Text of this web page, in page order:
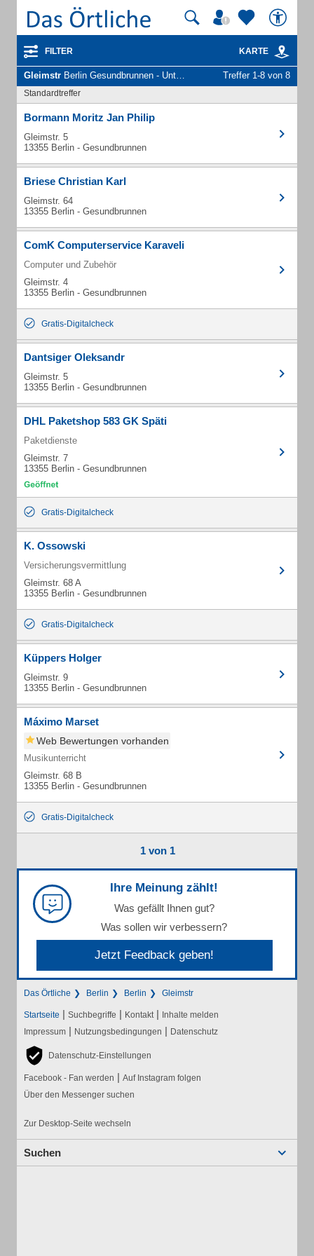
FILTER KARTE
Gleimstr Berlin Gesundbrunnen - Unternehmen und Personen Treffer 1-8 von 8
Standardtreffer
Bormann Moritz Jan Philip
Gleimstr. 5
13355 Berlin - Gesundbrunnen
Briese Christian Karl
Gleimstr. 64
13355 Berlin - Gesundbrunnen
ComK Computerservice Karaveli
Computer und Zubehör
Gleimstr. 4
13355 Berlin - Gesundbrunnen
Gratis-Digitalcheck
Dantsiger Oleksandr
Gleimstr. 5
13355 Berlin - Gesundbrunnen
DHL Paketshop 583 GK Späti
Paketdienste
Gleimstr. 7
13355 Berlin - Gesundbrunnen
Gratis-Digitalcheck
K. Ossowski
Versicherungsvermittlung
Gleimstr. 68 A
13355 Berlin - Gesundbrunnen
Gratis-Digitalcheck
Küppers Holger
Gleimstr. 9
13355 Berlin - Gesundbrunnen
Máximo Marset
Web Bewertungen vorhanden
Musikunterricht
Gleimstr. 68 B
13355 Berlin - Gesundbrunnen
Gratis-Digitalcheck
1 von 1
Ihre Meinung zählt!
Was gefällt Ihnen gut?
Was sollen wir verbessern?
Jetzt Feedback geben!
Das Örtliche Berlin Berlin Gleimstr
Startseite | Suchbegriffe | Kontakt | Inhalte melden
Impressum | Nutzungsbedingungen | Datenschutz
Datenschutz-Einstellungen
Facebook - Fan werden | Auf Instagram folgen
Über den Messenger suchen
Zur Desktop-Seite wechseln
Suchen